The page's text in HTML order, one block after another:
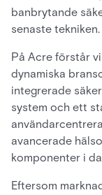
banbrytande
senaste tekniken.
På Acre förstår
dynamiska
integrerade
system och ett
avancerade
komponenter i
Eftersom